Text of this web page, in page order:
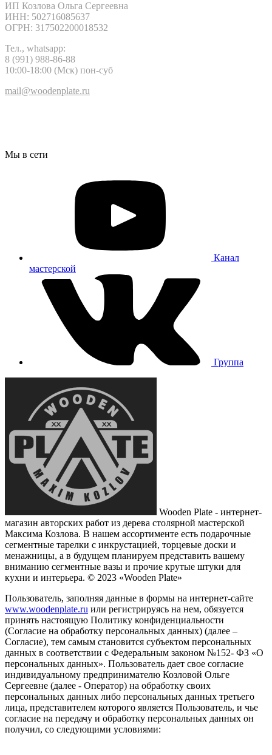
ИП Козлова Ольга Сергеевна
ИНН: 502716085637
ОГРН: 317502200018532
Тел., whatsapp:
8 (991) 988-86-88
10:00-18:00 (Мск) пон-суб
mail@woodenplate.ru
Мы в сети
Канал
мастерской
Группа
Wooden Plate - интернет-
магазин авторских работ из дерева столярной мастерской
Максима Козлова. В нашем ассортименте есть подарочные
сегментные тарелки с инкрустацией, торцевые доски и
менажницы, а в будущем планируем представить вашему
вниманию сегментные вазы и прочие крутые штуки для
кухни и интерьера. © 2023 «Wooden Plate»
Пользователь, заполняя данные в формы на интернет-сайте
www.woodenplate.ru или регистрируясь на нем, обязуется
принять настоящую Политику конфиденциальности
(Согласие на обработку персональных данных) (далее –
Согласие), тем самым становится субъектом персональных
данных в соответствии с Федеральным законом №152- ФЗ «О
персональных данных». Пользователь дает свое согласие
индивидуальному предпринимателю Козловой Ольге
Сергеевне (далее - Оператор) на обработку своих
персональных данных либо персональных данных третьего
лица, представителем которого является Пользователь, и чье
согласие на передачу и обработку персональных данных он
получил, со следующими условиями: